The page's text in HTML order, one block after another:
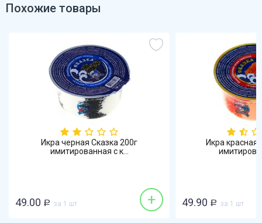
Похожие товары
Икра черная Сказка 200г
имитированная с к...
49.00 Р за 1 шт +
Икра красная
49.90 Р за 1 шт